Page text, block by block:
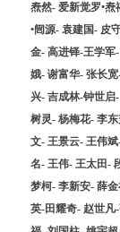
焘然- 爱新觉罗•焘
•闿源- 袁建国- 皮
金- 高进铎-王学军
娥- 谢富华- 张长
兴- 吉成林-钟世启
树灵- 杨梅花- 李
文- 王景云- 王伟
名- 王伟- 王太田-
梦柯- 李新安- 薛
英-田耀奇- 赵世凡